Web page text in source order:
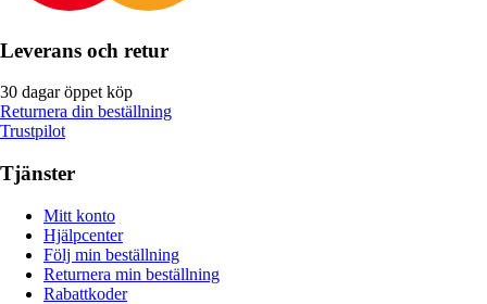
Leverans och retur
30 dagar öppet köp
Returnera din beställning
Trustpilot
Tjänster
Mitt konto
Hjälpcenter
Följ min beställning
Returnera min beställning
Rabattkoder